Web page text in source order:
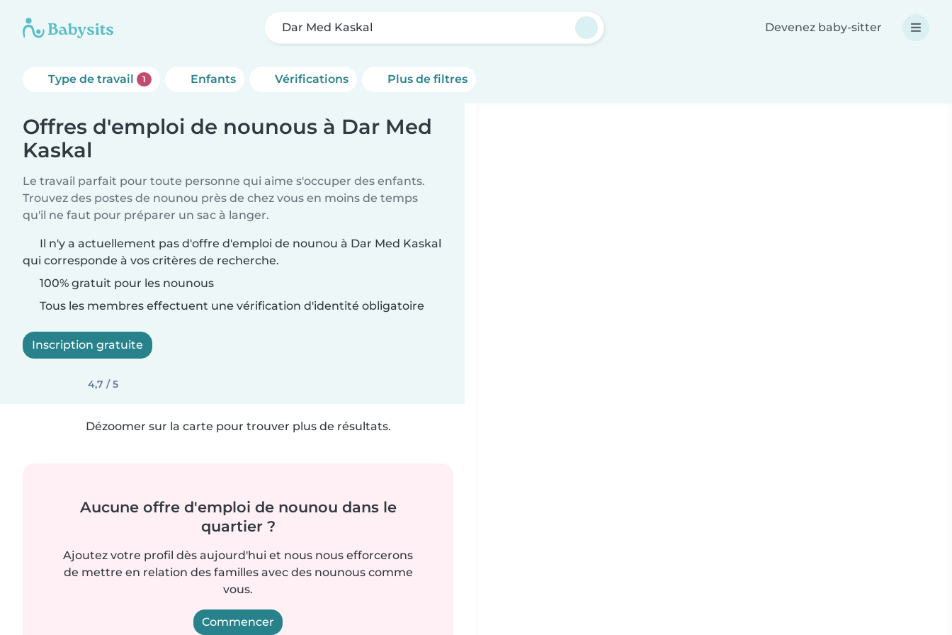
Dar Med Kaskal Devenez baby-sitter
Type de travail 1 Enfants Vérifications Plus de filtres
Offres d'emploi de nounous à Dar Med
Kaskal
Le travail parfait pour toute personne qui aime s'occuper des enfants.
Trouvez des postes de nounou près de chez vous en moins de temps
qu'il ne faut pour préparer un sac à langer.
Il n'y a actuellement pas d'offre d'emploi de nounou à Dar Med Kaskal
qui corresponde à vos critères de recherche.
100% gratuit pour les nounous
Tous les membres effectuent une vérification d'identité obligatoire
Inscription gratuite
4,7 / 5
Dézoomer sur la carte pour trouver plus de résultats.
Aucune offre d'emploi de nounou dans le
quartier ?
Ajoutez votre profil dès aujourd'hui et nous nous efforcerons
de mettre en relation des familles avec des nounous comme
vous.
Commencer